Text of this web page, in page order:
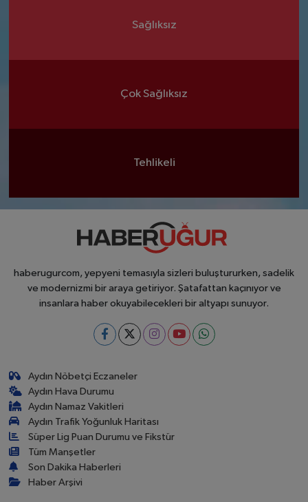
Sağlıksız
Çok Sağlıksız
Tehlikeli
haberugurcom, yepyeni temasıyla sizleri buluştururken, sadelik
ve modernizmi bir araya getiriyor. Şatafattan kaçınıyor ve
insanlara haber okuyabilecekleri bir altyapı sunuyor.
Aydın Nöbetçi Eczaneler
Aydın Hava Durumu
Aydın Namaz Vakitleri
Aydın Trafik Yoğunluk Haritası
Süper Lig Puan Durumu ve Fikstür
Tüm Manşetler
Son Dakika Haberleri
Haber Arşivi